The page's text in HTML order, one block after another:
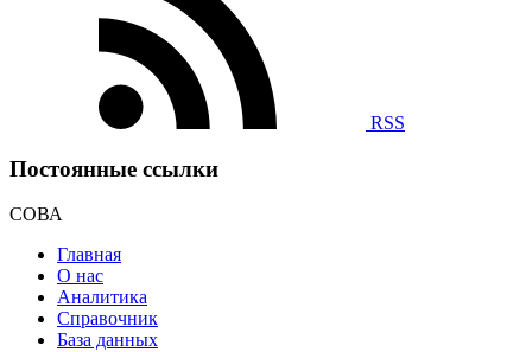
RSS
Постоянные ссылки
СОВА
Главная
О нас
Аналитика
Справочник
База данных